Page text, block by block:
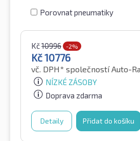
Porovnat pneumatiky
Kč10996 -2%
Kč10776
vč. DPH* společností Auto-
NÍZKÉ ZÁSOBY
Doprava zdarma
Detaily Přidat do košíku